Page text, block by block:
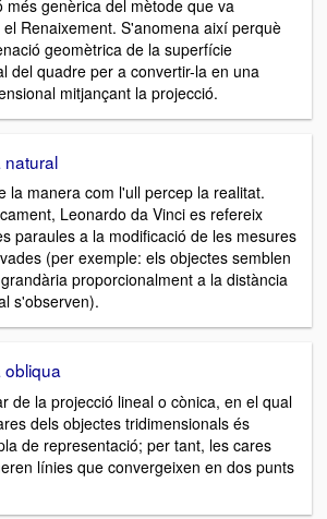
més genèrica del mètode que va
Renaixement. S'anomena així perquè
geomètrica de la superfície
del quadre per a convertir-la en una
mitjançant la projecció.
natural
la manera com l'ull percep la realitat.
Leonardo da Vinci es refereix
paraules a la modificació de les mesures
(per exemple: els objectes semblen
proporcionalment a la distància
s'observen).
de la projecció lineal o cònica, en el qual
dels objectes tridimensionals és
de representació; per tant, les cares
línies que convergeixen en dos punts